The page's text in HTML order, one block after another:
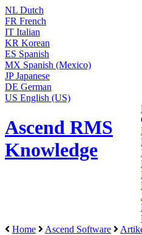
NL Dutch
FR French
IT Italian
KR Korean
ES Spanish
MX Spanish (Mexico)
JP Japanese
DE German
US English (US)
Ascend RMS
Knowledge
Home
Ascend Software